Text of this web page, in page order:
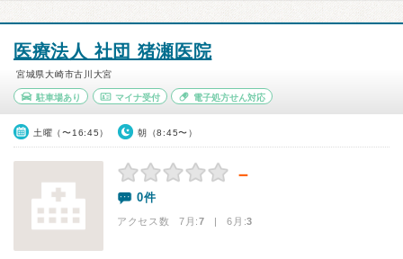
医療法人 社団 猪瀬医院
宮城県大崎市古川大宮
駐車場あり マイナ受付 電子処方せん対応
土曜（〜16:45） 朝（8:45〜）
－
0件
アクセス数 7月:7 | 6月:3